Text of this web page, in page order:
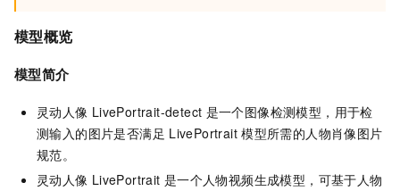
模型概览
模型简介
灵动人像 LivePortrait-detect 是一个图像检测模型，用于检
测输入的图片是否满足 LivePortrait 模型所需的人物肖像图片
规范。
灵动人像 LivePortrait 是一个人物视频生成模型，可基于人物